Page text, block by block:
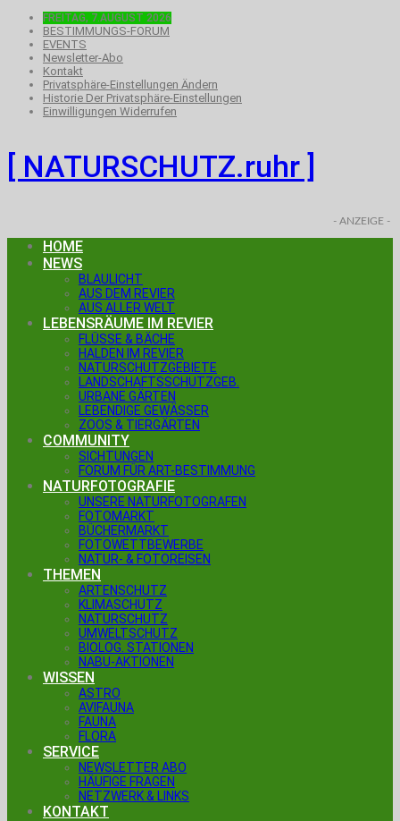
FREITAG, 7.AUGUST 2026
BESTIMMUNGS-FORUM
EVENTS
Newsletter-Abo
Kontakt
Privatsphäre-Einstellungen Ändern
Historie Der Privatsphäre-Einstellungen
Einwilligungen Widerrufen
[ NATURSCHUTZ.ruhr ]
- ANZEIGE -
HOME
NEWS
BLAULICHT
AUS DEM REVIER
AUS ALLER WELT
LEBENSRÄUME IM REVIER
FLÜSSE & BÄCHE
HALDEN IM REVIER
NATURSCHUTZGEBIETE
LANDSCHAFTSSCHUTZGEB.
URBANE GÄRTEN
LEBENDIGE GEWÄSSER
ZOOS & TIERGÄRTEN
COMMUNITY
SICHTUNGEN
FORUM FÜR ART-BESTIMMUNG
NATURFOTOGRAFIE
UNSERE NATURFOTOGRAFEN
FOTOMARKT
BÜCHERMARKT
FOTOWETTBEWERBE
NATUR- & FOTOREISEN
THEMEN
ARTENSCHUTZ
KLIMASCHUTZ
NATURSCHUTZ
UMWELTSCHUTZ
BIOLOG. STATIONEN
NABU-AKTIONEN
WISSEN
ASTRO
AVIFAUNA
FAUNA
FLORA
SERVICE
NEWSLETTER ABO
HÄUFIGE FRAGEN
NETZWERK & LINKS
KONTAKT